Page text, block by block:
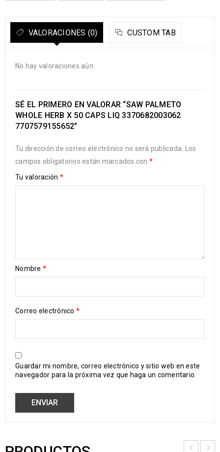
VALORACIONES (0) CUSTOM TAB
No hay valoraciones aún.
SÉ EL PRIMERO EN VALORAR “SAW PALMETO
WHOLE HERB X 50 CAPS LIQ 3370682003062
7707579155652”
Tu dirección de correo electrónico no será publicada.
Los
campos obligatorios están marcados con *
Tu valoración *
Nombre *
Correo electrónico *
Guardar mi nombre, correo electrónico y sitio web en este
navegador para la próxima vez que haga un comentario.